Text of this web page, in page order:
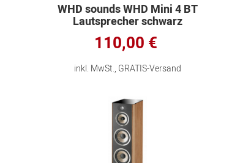
WHD sounds WHD Mini 4 BT
Lautsprecher schwarz
110,00 €
inkl. MwSt., GRATIS-Versand